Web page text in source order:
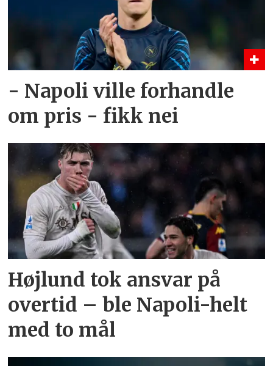
- Napoli ville forhandle
om pris - fikk nei
Højlund tok ansvar på
overtid – ble Napoli-helt
med to mål